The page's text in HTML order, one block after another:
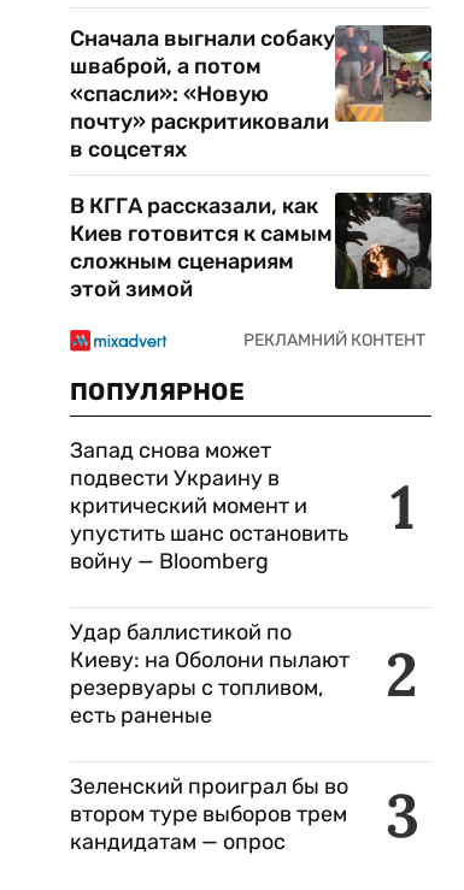
Сначала выгнали собаку
шваброй, а потом
«спасли»: «Новую
почту» раскритиковали
в соцсетях
В КГГА рассказали, как
Киев готовится к самым
сложным сценариям
этой зимой
ПОПУЛЯРНОЕ
1
Запад снова может
подвести Украину в
критический момент и
упустить шанс остановить
войну — Bloomberg
2
Удар баллистикой по
Киеву: на Оболони пылают
резервуары с топливом,
есть раненые
3
Зеленский проиграл бы во
втором туре выборов трем
кандидатам — опрос